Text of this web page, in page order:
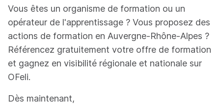
Vous êtes un organisme de formation ou un
opérateur de l'apprentissage ? Vous proposez des
actions de formation en Auvergne-Rhône-Alpes ?
Référencez gratuitement votre offre de formation
et gagnez en visibilité régionale et nationale sur
OFeli.
Dès maintenant,